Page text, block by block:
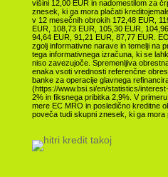
višini 12,00 EUR in nadomestilom za
znesek, ki ga mora plačati
v 12 mesečnih obrokih 172,48 EUR,
EUR, 108,73 EUR, 105,30 EUR,
94,64 EUR, 91,21 EUR, 87,77 EUR.
zgolj informativne narave in temelji na
tega informativnega izračuna, ki se
niso zavezujoče. Spremenljiva
enaka vsoti vrednosti referenčne
banke za operacije glavnega
(https://www.bsi.si/en/statistics/
2% in fiksnega pribitka 2,9%. V
mere EC MRO in posledično kreditne
poveča tudi skupni znesek, ki ga mora